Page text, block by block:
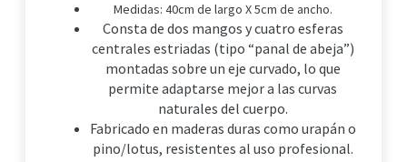
Medidas: 40cm de largo X 5cm de ancho.
Consta de dos mangos y cuatro esferas
centrales estriadas (tipo “panal de abeja”)
montadas sobre un eje curvado, lo que
permite adaptarse mejor a las curvas
naturales del cuerpo.
Fabricado en maderas duras como urapán o
pino/lotus, resistentes al uso profesional.